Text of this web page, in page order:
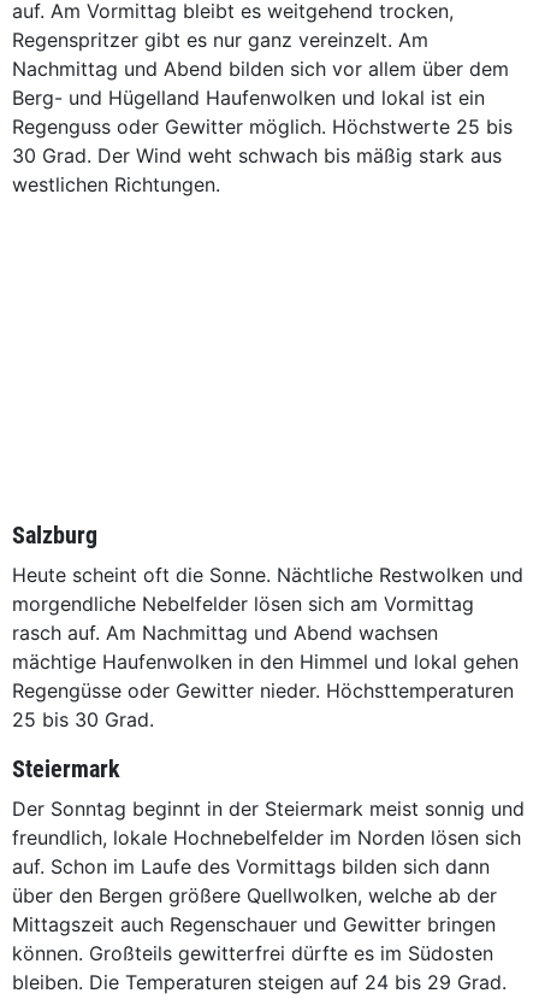
auf. Am Vormittag bleibt es weitgehend trocken,
Regenspritzer gibt es nur ganz vereinzelt. Am
Nachmittag und Abend bilden sich vor allem über dem
Berg- und Hügelland Haufenwolken und lokal ist ein
Regenguss oder Gewitter möglich. Höchstwerte 25 bis
30 Grad. Der Wind weht schwach bis mäßig stark aus
westlichen Richtungen.
Salzburg
Heute scheint oft die Sonne. Nächtliche Restwolken und
morgendliche Nebelfelder lösen sich am Vormittag
rasch auf. Am Nachmittag und Abend wachsen
mächtige Haufenwolken in den Himmel und lokal gehen
Regengüsse oder Gewitter nieder. Höchsttemperaturen
25 bis 30 Grad.
Steiermark
Der Sonntag beginnt in der Steiermark meist sonnig und
freundlich, lokale Hochnebelfelder im Norden lösen sich
auf. Schon im Laufe des Vormittags bilden sich dann
über den Bergen größere Quellwolken, welche ab der
Mittagszeit auch Regenschauer und Gewitter bringen
können. Großteils gewitterfrei dürfte es im Südosten
bleiben. Die Temperaturen steigen auf 24 bis 29 Grad.